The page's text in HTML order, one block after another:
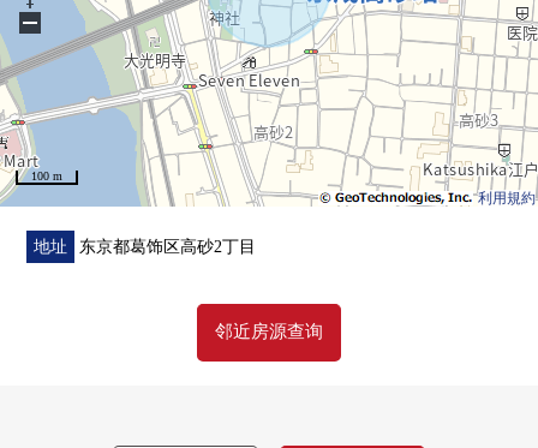
利用規約
100 m
−
地址 东京都葛饰区高砂2丁目
邻近房源查询